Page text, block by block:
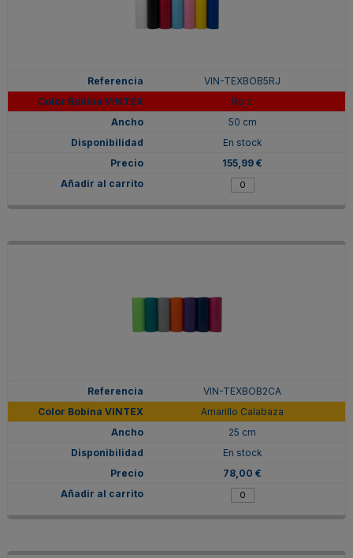
VIN-TEXBOB5RJ
Rojo
50 cm
En stock
155,99 €
VIN-TEXBOB2CA
Amarillo Calabaza
25 cm
En stock
78,00 €